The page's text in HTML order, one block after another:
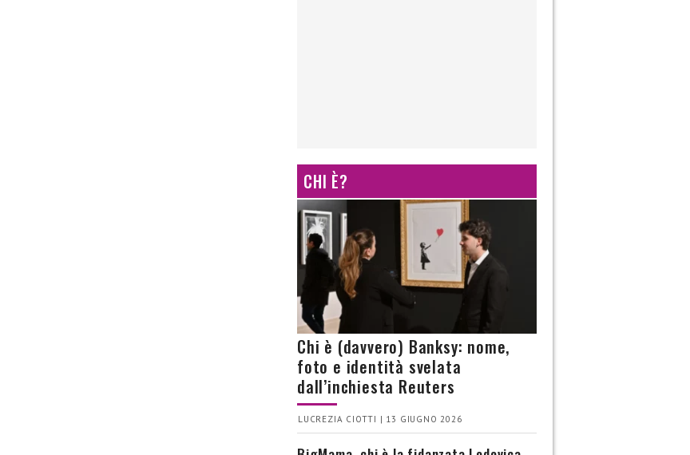
CHI È?
Chi è (davvero) Banksy: nome,
foto e identità svelata
dall’inchiesta Reuters
LUCREZIA CIOTTI | 13 GIUGNO 2026